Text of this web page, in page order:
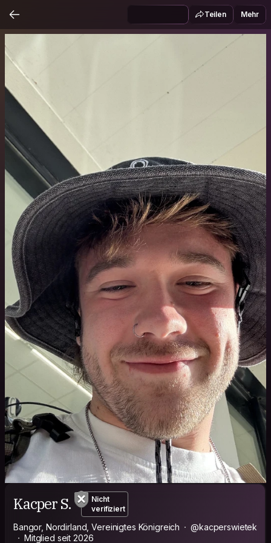
Teilen Mehr
Kacper S.
Nicht
verifiziert
Bangor, Nordirland, Vereinigtes Königreich
@kacperswietek
Mitglied seit 2026